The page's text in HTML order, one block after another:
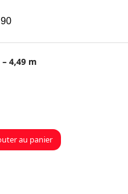
– 4,49 m
au panier